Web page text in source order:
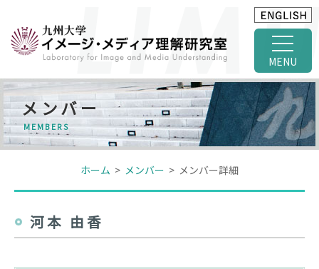
MENU
メンバー
MEMBERS
ホーム > メンバー > メンバー詳細
河本 由香